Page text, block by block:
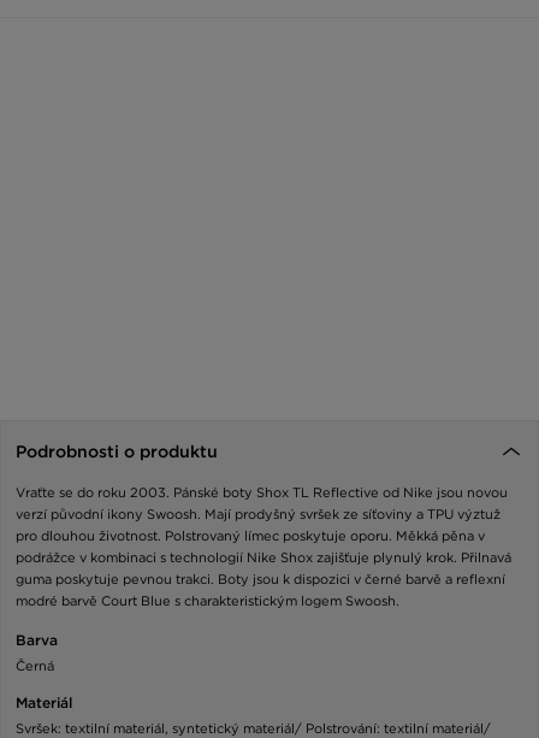
Podrobnosti o produktu
Vraťte se do roku 2003. Pánské boty Shox TL Reflective od Nike jsou novou
verzí původní ikony Swoosh. Mají prodyšný svršek ze síťoviny a TPU výztuž
pro dlouhou životnost. Polstrovaný límec poskytuje oporu. Měkká pěna v
podrážce v kombinaci s technologií Nike Shox zajišťuje plynulý krok. Přilnavá
guma poskytuje pevnou trakci. Boty jsou k dispozici v černé barvě a reflexní
modré barvě Court Blue s charakteristickým logem Swoosh.
Barva
Černá
Materiál
Svršek: textilní materiál, syntetický materiál/ Polstrování: textilní materiál/